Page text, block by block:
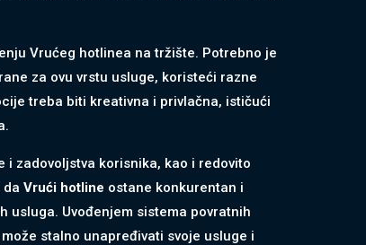
Vrućeg hotlinea na tržište. Potrebno je
za ovu vrstu usluge, koristeći razne
treba biti kreativna i privlačna, ističući
zadovoljstva korisnika, kao i redovito
daVrući hotline ostane konkurentan i
usluga. Uvođenjem sistema povratnih
stalno unapređivati svoje usluge i